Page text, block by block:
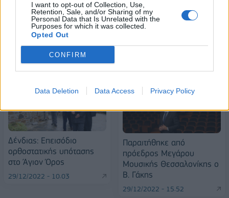
I want to opt-out of Collection, Use,
Retention, Sale, and/or Sharing of my
Personal Data that Is Unrelated with the
Purposes for which it was collected.
Opted Out
CONFIRM
Data Deletion Data Access Privacy Policy
ΠΕΡΙΣΣΌΤΕΡΑ ΣΕ ΑΥΤΉ ΤΗΝ ΚΑΤΗΓΟΡΊΑ
Δένδιας: Επεισόδιο
ορθοστατικής υπότασης
στο Άγιον Όρος
29/12/2022 - 10:03
Παραιτήθηκε από
πρόεδρος Μεγάρου
Μουσικής Θεσσαλονίκης ο
Β. Γάκης
29/12/2022 - 15:52